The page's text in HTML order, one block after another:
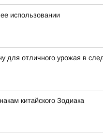
использовании
для отличного урожая в
китайского Зодиака